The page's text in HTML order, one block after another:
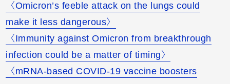
〈Omicron’s feeble attack on the lungs could
make it less dangerous〉
〈Immunity against Omicron from breakthrough
infection could be a matter of timing〉
〈mRNA-based COVID-19 vaccine boosters